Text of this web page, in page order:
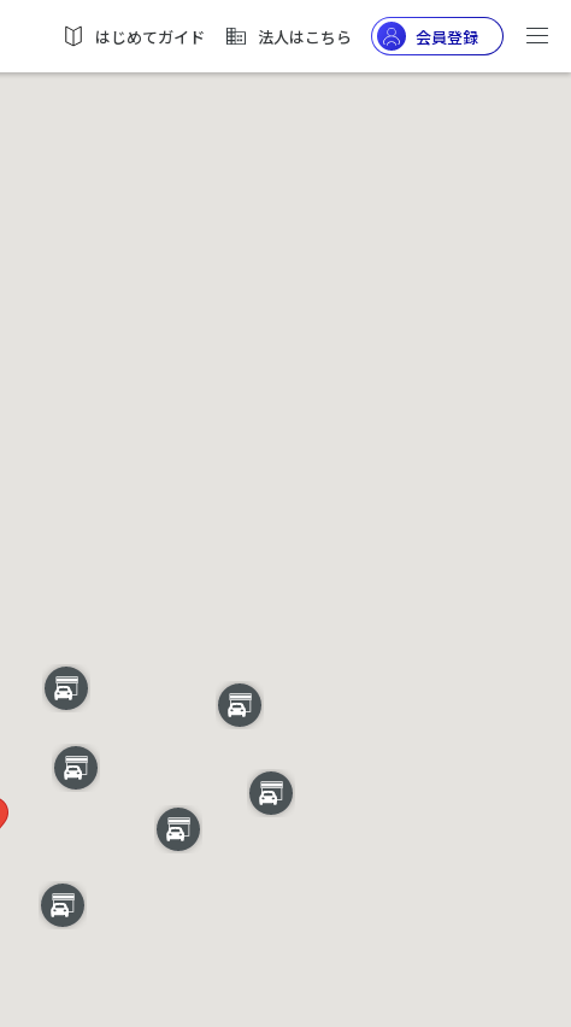
はじめてガイド 法人はこちら 会員登録